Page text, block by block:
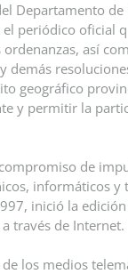
Departamento de
periódico oficial
así
demás
geográfico
y permitir la
de
informáticos y
inició la
través de Internet.
los medios